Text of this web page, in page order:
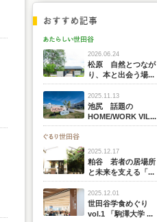
2026.06.24
松原 自然とつなが
り、本と出会う場...
2025.11.13
池尻 話題の
HOME/WORK VIL...
2025.12.17
粕谷 若者の居場所
と未来を支える「...
2025.12.01
世田谷学食めぐり
vol.1 「駒澤大学 ...